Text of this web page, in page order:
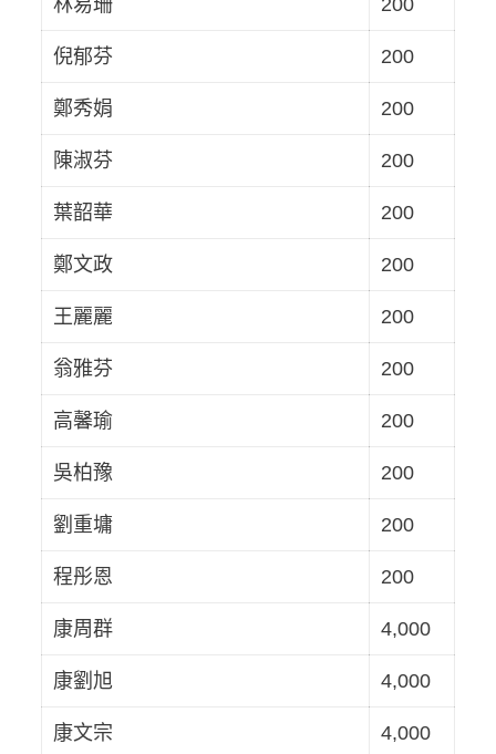
林易珊 200
倪郁芬 200
鄭秀娟 200
陳淑芬 200
葉韶華 200
鄭文政 200
王麗麗 200
翁雅芬 200
高馨瑜 200
吳柏豫 200
劉重墉 200
程彤恩 200
康周群 4,000
康劉旭 4,000
康文宗 4,000